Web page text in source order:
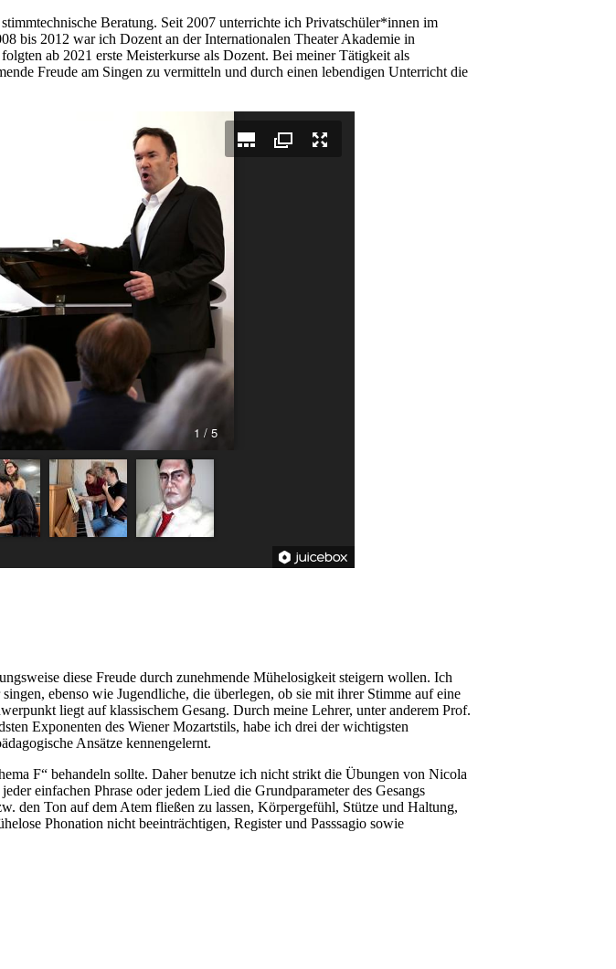
Beratung. Seit 2007 unterrichte ich Privatschüler*innen im
bis 2012 war ich Dozent an der Internationalen Theater Akademie in
ab 2021 erste Meisterkurse als Dozent. Bei meiner Tätigkeit als
Freude am Singen zu vermitteln und durch einen lebendigen Unterricht die
1 / 5
diese Freude durch zunehmende Mühelosigkeit steigern wollen. Ich
ebenso wie Jugendliche, die überlegen, ob sie mit ihrer Stimme auf eine
liegt auf klassischem Gesang. Durch meine Lehrer, unter anderem Prof.
Exponenten des Wiener Mozartstils, habe ich drei der wichtigsten
Ansätze kennengelernt.
F“ behandeln sollte. Daher benutze ich nicht strikt die Übungen von Nicola
einfachen Phrase oder jedem Lied die Grundparameter des Gesangs
den Ton auf dem Atem fließen zu lassen, Körpergefühl, Stütze und Haltung,
Phonation nicht beeinträchtigen, Register und Passsagio sowie